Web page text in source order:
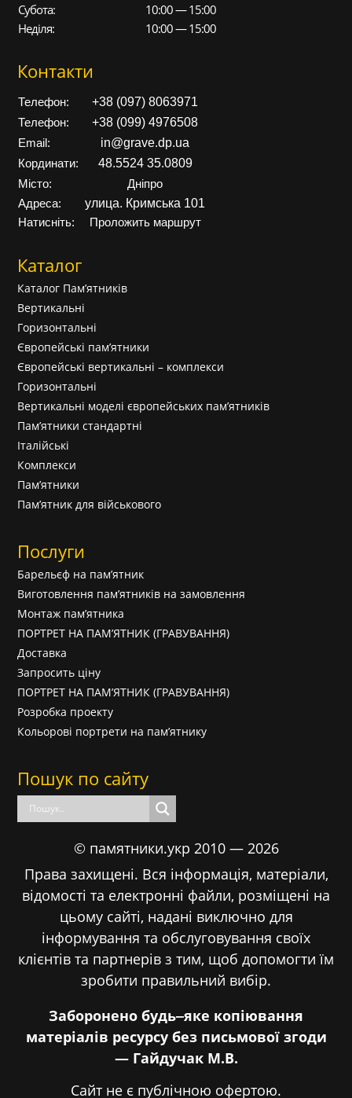
Субота:
10:00 — 15:00
Неділя:
10:00 — 15:00
Контакти
Телефон: +38 (097) 8063971
Телефон: +38 (099) 4976508
Email: in@grave.dp.ua
Кординати: 48.5524 35.0809
Місто:
Дніпро
Адреса:
улица. Кримська 101
Натисніть: Проложить маршрут
Каталог
Каталог Пам’ятників
Вертикальні
Горизонтальні
Європейські пам’ятники
Європейські вертикальні – комплекси
Горизонтальні
Вертикальні моделі європейських пам’ятників
Пам’ятники стандартні
Італійські
Комплекси
Пам’ятники
Пам’ятник для військового
Послуги
Барельєф на пам’ятник
Виготовлення пам’ятників на замовлення
Монтаж пам’ятника
ПОРТРЕТ НА ПАМ’ЯТНИК (ГРАВУВАННЯ)
Доставка
Запросить ціну
ПОРТРЕТ НА ПАМ’ЯТНИК (ГРАВУВАННЯ)
Розробка проекту
Кольорові портрети на пам’ятнику
Пошук по сайту
© памятники.укр 2010 — 2026
Права захищені. Вся інформація, матеріали,
відомості та електронні файли, розміщені на
цьому сайті, надані виключно для
інформування та обслуговування своїх
клієнтів та партнерів з тим, щоб допомогти їм
зробити правильний вибір.
Заборонено будь‒яке копіювання
матеріалів ресурсу без письмової згоди
— Гайдучак М.В.
Сайт не є публічною офертою.